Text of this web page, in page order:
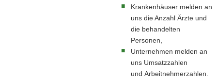
Krankenhäuser melden an
uns die Anzahl Ärzte und
die behandelten
Personen,
Unternehmen melden an
uns Umsatzzahlen
und Arbeitnehmerzahlen.